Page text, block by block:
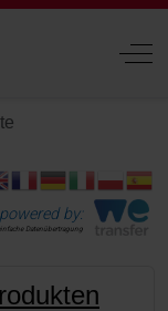
Off-
powered by:
Datenübertragung